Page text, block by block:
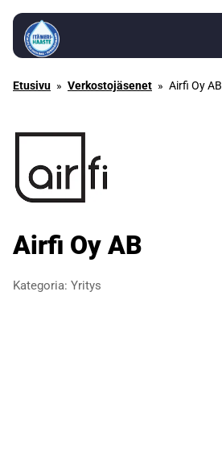
Siirry sisältöön
Etusivu » Verkostojäsenet » Airfi Oy AB
Airfi Oy AB
Kategoria: Yritys